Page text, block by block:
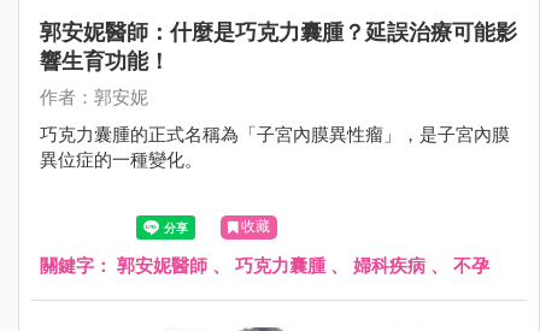
郭安妮醫師：什麼是巧克力囊腫？延誤治療可能影
響生育功能！
作者：郭安妮
巧克力囊腫的正式名稱為「子宮內膜異性瘤」，是子宮內膜
異位症的一種變化。
收藏
關鍵字： 郭安妮醫師 、 巧克力囊腫、 婦科疾病 、 不孕